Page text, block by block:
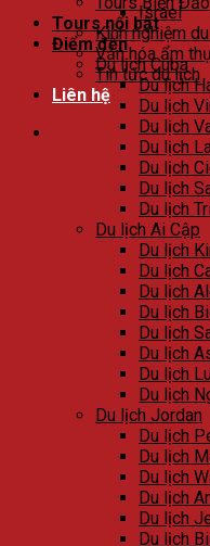
Israel
Kinh nghiệm
Văn hóa ẩm
Tin tức du lịch
Liên hệ
Tours nổi bật
Điểm đến
Du lịch Cuba
Du lịch
Du lịch
Du lịch
Du lịch
Du lịch
Du lịch
Du lịch
Du lịch Ai Cập
Du lịch
Du lịch
Du lịch
Du lịch
Du lịch
Du lịch
Du lịch
Du lịch
Du lịch Jordan
Du lịch
Du lịch
Du lịch
Du lịch
Du lịch
Du lịch